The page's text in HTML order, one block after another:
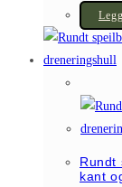
Rundt
kant